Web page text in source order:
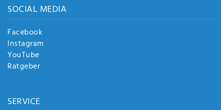
SOCIAL MEDIA
Facebook
Instagram
YouTube
Ratgeber
SERVICE